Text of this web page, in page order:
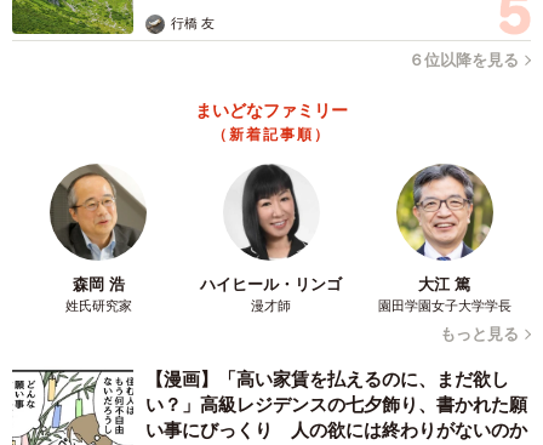
行橋 友
６位以降を見る
まいどなファミリー
（新着記事順）
森岡 浩
姓氏研究家
ハイヒール・リンゴ
漫才師
大江 篤
園田学園女子大学学長
もっと見る
【漫画】「高い家賃を払えるのに、まだ欲し
い？」高級レジデンスの七夕飾り、書かれた願
い事にびっくり 人の欲には終わりがないのか